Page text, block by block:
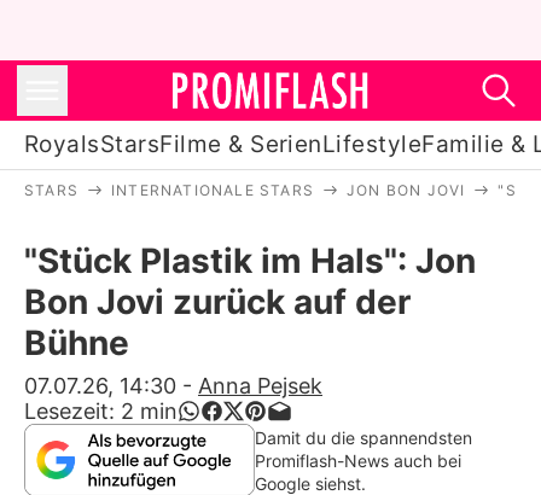
RoyalsStarsFilme & SerienLifestyleFamilie &
Stars
Filme & Serien
Lifestyle
Familie & Liebe
Promiflash Exklusiv
STARS INTERNATIONALE STARS JON BON JOVI
"Stück Plastik im Hals": Jon
Bon Jovi zurück auf der
Bühne
07.07.26, 14:30 - Anna Pejsek
Lesezeit: 2 min
Damit du die spannendsten
Promiflash-News auch bei
Google siehst.